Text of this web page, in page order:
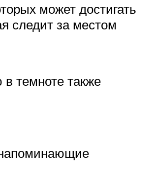
может достигать
следит за местом
темноте также